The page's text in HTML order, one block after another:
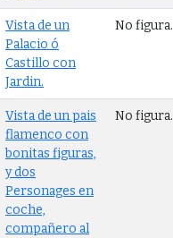
Vista de un
Palacio ó
Castillo con
Jardin.
No figura.
Vista de un pais
flamenco con
bonitas figuras,
y dos
Personages en
coche,
compañero al
No figura.